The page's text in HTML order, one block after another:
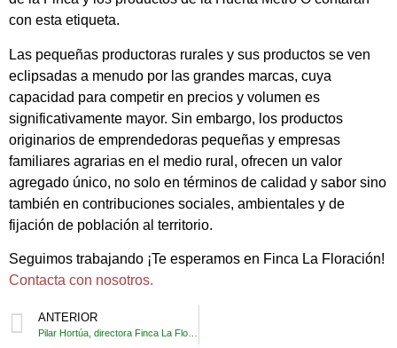
con esta etiqueta.
Las pequeñas productoras rurales y sus productos se ven
eclipsadas a menudo por las grandes marcas, cuya
capacidad para competir en precios y volumen es
significativamente mayor. Sin embargo, los productos
originarios de emprendedoras pequeñas y empresas
familiares agrarias en el medio rural, ofrecen un valor
agregado único, no solo en términos de calidad y sabor sino
también en contribuciones sociales, ambientales y de
fijación de población al territorio.
Seguimos trabajando ¡Te esperamos en Finca La Floración!
Contacta con nosotros.
ANTERIOR